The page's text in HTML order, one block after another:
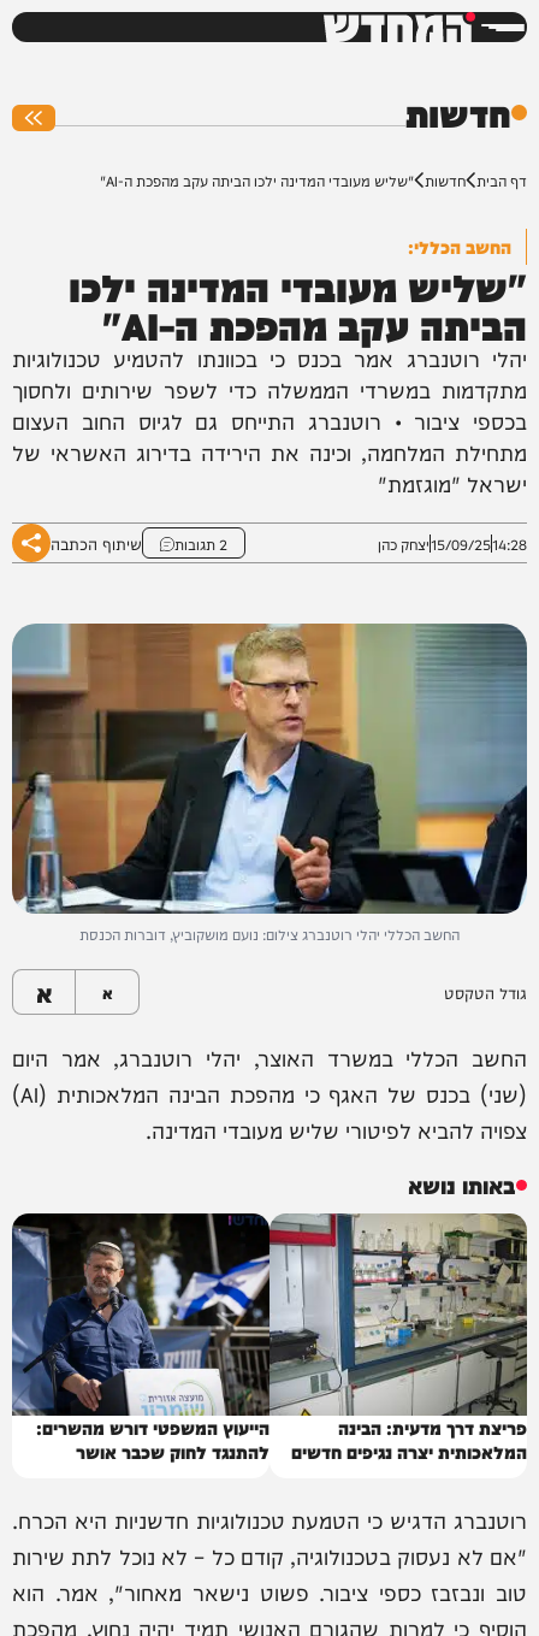
המחדש
חדשות
דף הבית חדשות "שליש מעובדי המדינה ילכו הביתה עקב מהפכת ה-AI"
החשב הכללי:
"שליש מעובדי המדינה ילכו
הביתה עקב מהפכת ה-AI"
יהלי רוטנברג אמר בכנס כי בכוונתו להטמיע טכנולוגיות
מתקדמות במשרדי הממשלה כדי לשפר שירותים ולחסוך
בכספי ציבור • רוטנברג התייחס גם לגיוס החוב העצום
מתחילת המלחמה, וכינה את הירידה בדירוג האשראי של
ישראל "מוגזמת"
14:28
15/09/25יצחק כהן 2 תגובות שיתוף הכתבה
החשב הכללי יהלי רוטנברג צילום: נועם מושקוביץ, דוברות הכנסת
גודל הטקסט א א
החשב הכללי במשרד האוצר, יהלי רוטנברג, אמר היום
(שני) בכנס של האגף כי מהפכת הבינה המלאכותית (AI)
צפויה להביא לפיטורי שליש מעובדי המדינה.
באותו נושא
פריצת דרך מדעית: הבינה
המלאכותית יצרה נגיפים חדשים
הייעוץ המשפטי דורש מהשרים:
להתנגד לחוק שכבר אושר
רוטנברג הדגיש כי הטמעת טכנולוגיות חדשניות היא הכרח.
"אם לא נעסוק בטכנולוגיה, קודם כל – לא נוכל לתת שירות
טוב ונבזבז כספי ציבור. פשוט נישאר מאחור", אמר. הוא
הוסיף כי למרות שהגורם האנושי תמיד יהיה נחוץ, מהפכת